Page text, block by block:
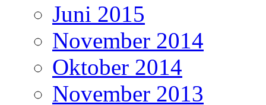
Juni 2015
November 2014
Oktober 2014
November 2013